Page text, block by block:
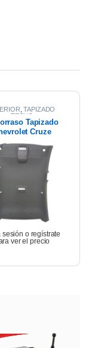
,TAPIZADO
TECHO
Tapizado
Cruze
1.4 2021
sesión o regístrate
ver el precio